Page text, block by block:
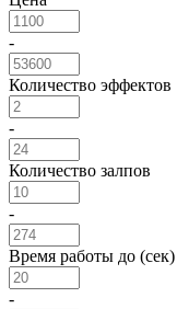
-
Количество эффектов
-
Количество залпов
-
Время работы до (сек)
-